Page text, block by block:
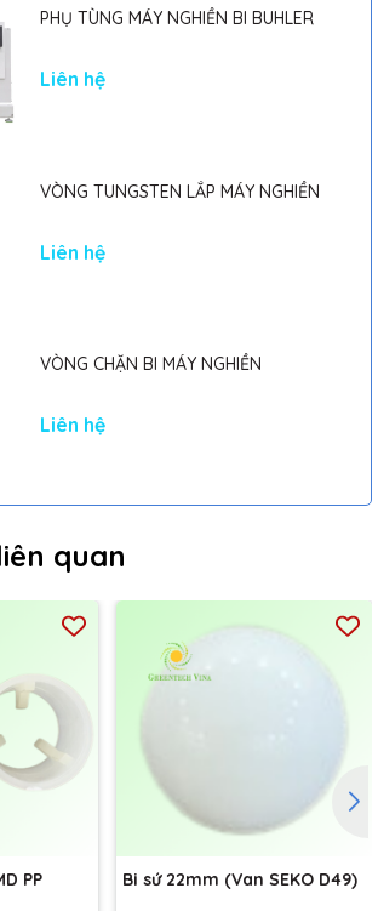
PHỤ TÙNG MÁY NGHIỀN BI BUHLER
Liên hệ
VÒNG TUNGSTEN LẮP MÁY NGHIỀN
Liên hệ
VÒNG CHẶN BI MÁY NGHIỀN
Liên hệ
quan
PP
Bi sứ 22mm (Van SEKO D49)